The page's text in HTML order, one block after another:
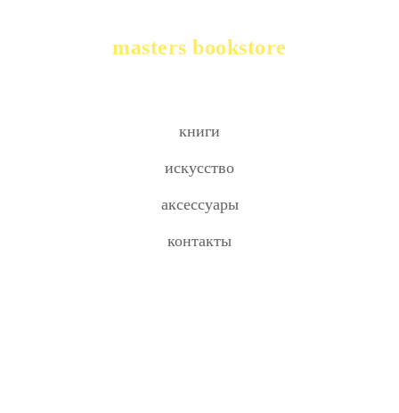
masters bookstore
книги
искусство
аксессуары
контакты